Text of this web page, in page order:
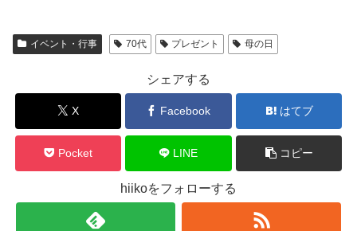
イベント・行事 70代 プレゼント 母の日
シェアする
X Facebook はてブ
Pocket LINE コピー
hiikoをフォローする